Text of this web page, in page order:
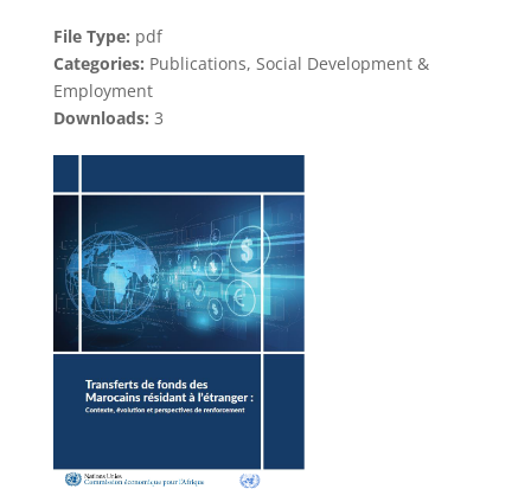
File Type: pdf
Categories: Publications, Social Development &
Employment
Downloads: 3